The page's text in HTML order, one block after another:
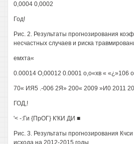
0,0004 0,0002
Год!
Рис. 2. Результаты прогнозирования
несчастных случаев и риска
емхта«
0.00014 О,00012 0.0001 о,о«хв « «¿»106
70« ИЯ5 .-006 2Я» 200« 2009 »И0 2011
ГОД,!
'< -:Ги {ПрОГ} К'КИ ДИ ■
Рис. 3. Результаты прогнозирования
исхода на 2012-2015 годы